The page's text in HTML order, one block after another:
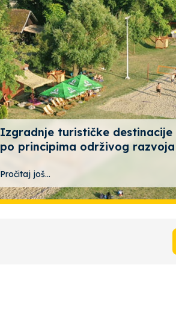
Izgradnje turističke
po principima održivog razvoja
Pročitaj još...